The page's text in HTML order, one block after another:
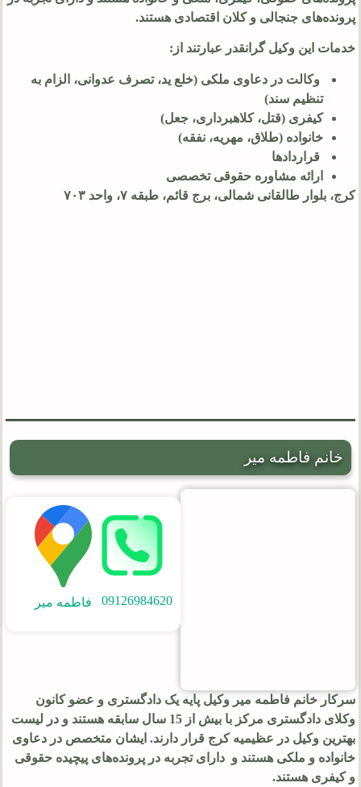
پرونده‌های جنجالی و کلان اقتصادی هستند.
خدمات این وکیل گرانقدر عبارتند از:
وکالت در دعاوی ملکی (خلع ید، تصرف عدوانی، الزام به
تنظیم سند)
کیفری (قتل، کلاهبرداری، جعل)
خانواده (طلاق، مهریه، نفقه)
قراردادها
ارائه مشاوره حقوقی تخصصی
کرج، بلوار طالقانی شمالی، برج قائم، طبقه ۷، واحد ۷۰۳
خانم فاطمه میر
09126984620 فاطمه میر
سرکار خانم فاطمه میر وکیل پایه یک دادگستری و عضو کانون
وکلای دادگستری مرکز با بیش از 15 سال سابقه هستند و در لیست
بهترین وکیل در عظیمیه کرج قرار دارند. ایشان متخصص در دعاوی
خانواده و ملکی هستند و دارای تجربه در پرونده‌های پیچیده حقوقی
و کیفری هستند.